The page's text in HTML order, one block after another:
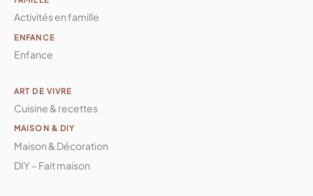
Activités en famille
ENFANCE
Enfance
ART DE VIVRE
Cuisine & recettes
MAISON & DIY
Maison & Décoration
DIY – Fait maison